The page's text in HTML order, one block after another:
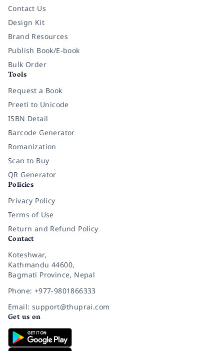
Contact Us
Design Kit
Brand Resources
Publish Book/E-book
Bulk Order
Tools
Request a Book
Preeti to Unicode
ISBN Detail
Barcode Generator
Romanization
Scan to Buy
QR Generator
Policies
Privacy Policy
Terms of Use
Return and Refund Policy
Contact
Koteshwar,
Kathmandu 44600,
Bagmati Province, Nepal
Phone: +977-9801866333
Email: support@thuprai.com
Get us on